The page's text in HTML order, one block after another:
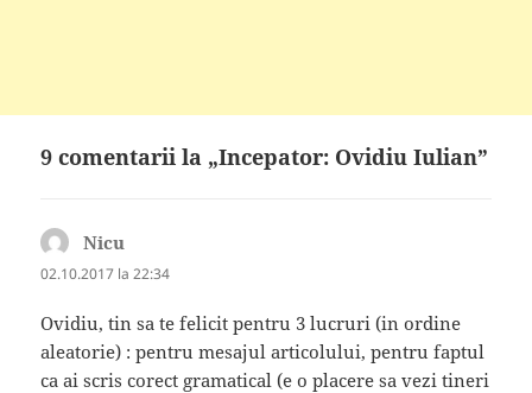
9 comentarii la „Incepator: Ovidiu Iulian”
Nicu
02.10.2017 la 22:34
Ovidiu, tin sa te felicit pentru 3 lucruri (in ordine
aleatorie) : pentru mesajul articolului, pentru faptul
ca ai scris corect gramatical (e o placere sa vezi tineri